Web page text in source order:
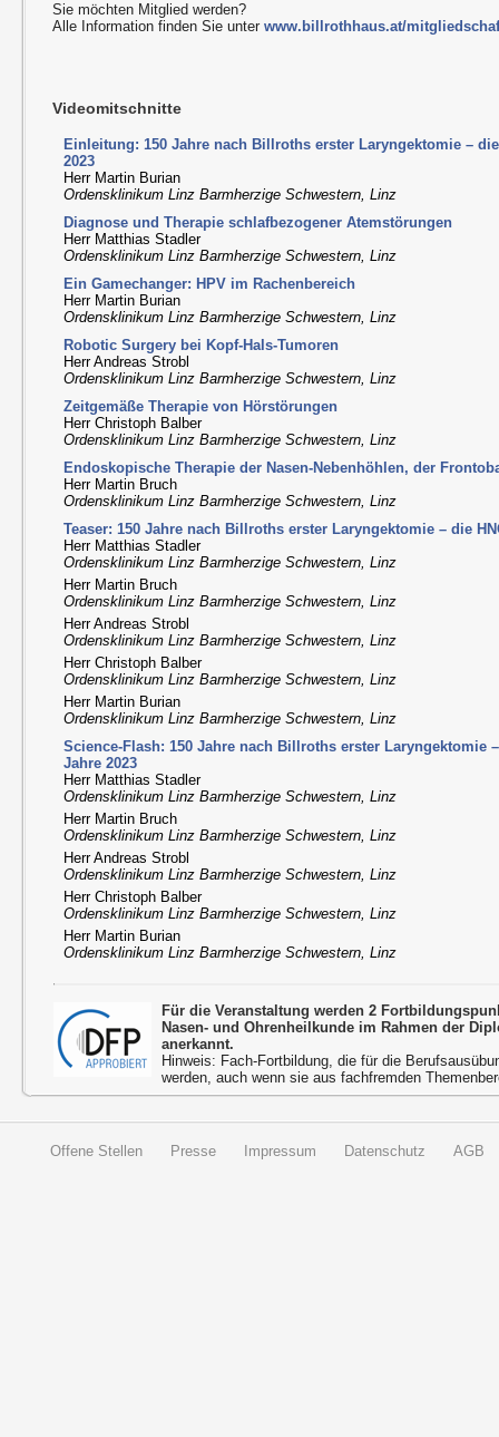
Sie möchten Mitglied werden?
Alle Information finden Sie unterwww.billrothhaus.at/
Videomitschnitte
Einleitung: 150 Jahre nach Billroths erster Laryngektomie –
2023
Herr Martin Burian
Ordensklinikum Linz Barmherzige Schwestern, Linz
Diagnose und Therapie schlafbezogener Atemstörungen
Herr Matthias Stadler
Ordensklinikum Linz Barmherzige Schwestern, Linz
Ein Gamechanger: HPV im Rachenbereich
Herr Martin Burian
Ordensklinikum Linz Barmherzige Schwestern, Linz
Robotic Surgery bei Kopf-Hals-Tumoren
Herr Andreas Strobl
Ordensklinikum Linz Barmherzige Schwestern, Linz
Zeitgemäße Therapie von Hörstörungen
Herr Christoph Balber
Ordensklinikum Linz Barmherzige Schwestern, Linz
Endoskopische Therapie der Nasen-Nebenhöhlen, der
Herr Martin Bruch
Ordensklinikum Linz Barmherzige Schwestern, Linz
Teaser: 150 Jahre nach Billroths erster Laryngektomie – die
Herr Matthias Stadler
Ordensklinikum Linz Barmherzige Schwestern, Linz
Herr Martin Bruch
Ordensklinikum Linz Barmherzige Schwestern, Linz
Herr Andreas Strobl
Ordensklinikum Linz Barmherzige Schwestern, Linz
Herr Christoph Balber
Ordensklinikum Linz Barmherzige Schwestern, Linz
Herr Martin Burian
Ordensklinikum Linz Barmherzige Schwestern, Linz
Science-Flash: 150 Jahre nach Billroths erster Laryngektomie
Jahre 2023
Herr Matthias Stadler
Ordensklinikum Linz Barmherzige Schwestern, Linz
Herr Martin Bruch
Ordensklinikum Linz Barmherzige Schwestern, Linz
Herr Andreas Strobl
Ordensklinikum Linz Barmherzige Schwestern, Linz
Herr Christoph Balber
Ordensklinikum Linz Barmherzige Schwestern, Linz
Herr Martin Burian
Ordensklinikum Linz Barmherzige Schwestern, Linz
Für die Veranstaltung werden 2
Nasen- und Ohrenheilkunde im Rahmen der
anerkannt.
Hinweis: Fach-Fortbildung, die für die
werden, auch wenn sie aus fachfremden
Offene Stellen Presse Impressum Datenschutz AGB